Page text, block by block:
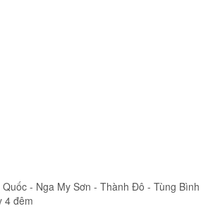
- Nga My Sơn - Thành Đô - Tùng Bình
4 đêm